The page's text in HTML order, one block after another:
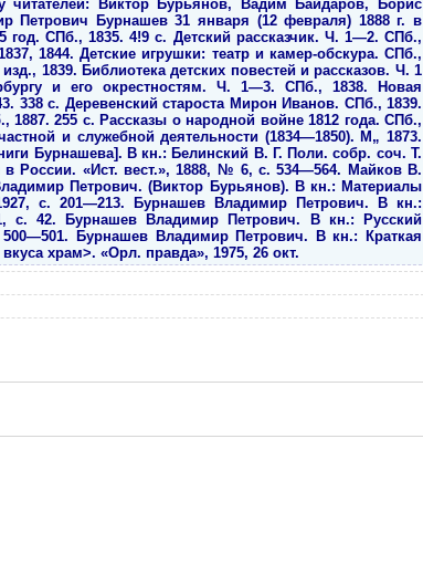
Виктор Бурьянов, Вадим Байдаров, Борис
Петрович Бурнашев 31 января (12 февраля) 1888 г. в
СПб., 1835. 4!9 с. Детский рассказчик. Ч. 1—2. СПб.,
1844. Детские игрушки: театр и камер-обскура. СПб.,
1839. Библиотека детских повестей и рассказов. Ч. 1
и его окрестностям. Ч. 1—3. СПб., 1838. Новая
338 с. Деревенский староста Мирон Иванов. СПб., 1839.
255 с. Рассказы о народной войне 1812 года. СПб.,
и служебной деятельности (1834—1850). М„ 1873.
Бурнашева]. В кн.: Белинский В. Г. Поли. собр. соч. Т.
России. «Ист. вест.», 1888, № 6, с. 534—564. Майков В.
Петрович. (Виктор Бурьянов). В кн.: Материалы
с. 201—213. Бурнашев Владимир Петрович. В кн.:
с. 42. Бурнашев Владимир Петрович. В кн.: Русский
Бурнашев Владимир Петрович. В кн.: Краткая
храм>. «Орл. правда», 1975, 26 окт.